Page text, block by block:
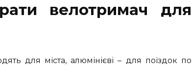
велотримач для
для міста, алюмінієві – для поїздок по